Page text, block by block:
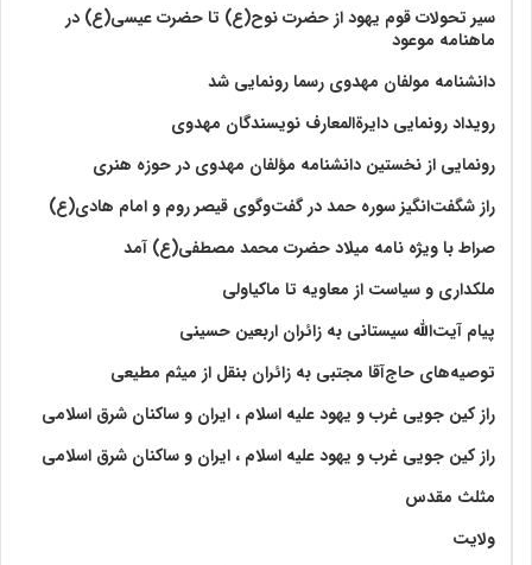
سیر تحولات قوم یهود از حضرت نوح(ع) تا حضرت عیسی(ع) در
ماهنامه موعود
دانشنامه مولفان مهدوی رسما رونمایی شد
رویداد رونمایی دایرةالمعارف نویسندگان مهدوی
رونمایی از نخستین دانشنامه مؤلفان مهدوی در حوزه هنری
راز شگفت‌انگیز سوره حمد در گفت‌وگوی قیصر روم و امام هادی(ع)
صراط با ویژه نامه میلاد حضرت محمد مصطفی(ع) آمد
ملکداری و سیاست از معاویه تا ماکیاولی
پیام آیت‌الله سیستانی به زائران اربعین حسینی
توصیه‌های حاج‌آقا مجتبی به زائران بنقل از میثم مطیعی
راز کین جویی غرب و یهود علیه اسلام ، ایران و ساکنان شرق اسلامی
راز کین جویی غرب و یهود علیه اسلام ، ایران و ساکنان شرق اسلامی
مثلث مقدس
ولايت‏